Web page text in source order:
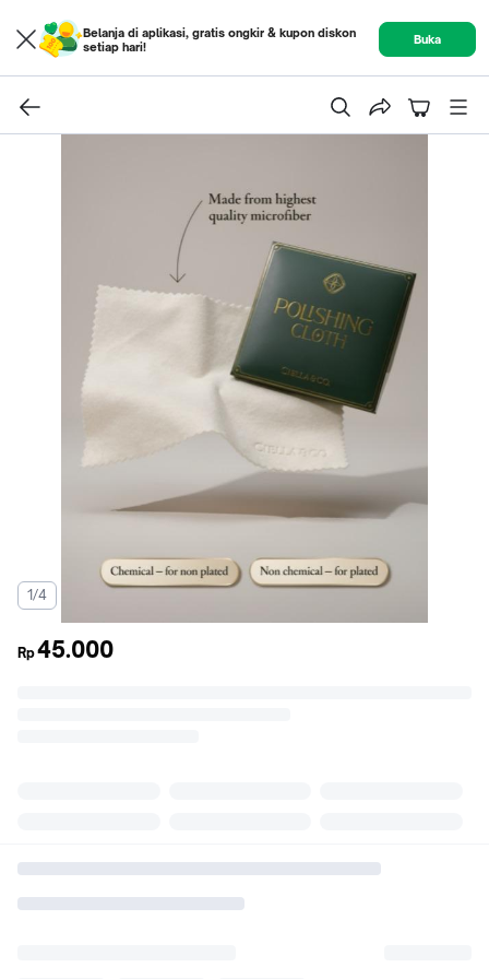
Belanja di aplikasi, gratis ongkir & kupon diskon
setiap hari!
Buka
1/4
Rp45.000